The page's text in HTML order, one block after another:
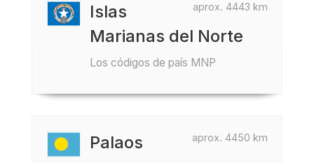
aprox. 4443 km
Islas
Marianas del Norte
Los códigos de país MNP
aprox. 4450 km
Palaos